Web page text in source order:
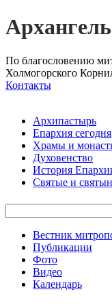
По благословению
Холмогорского
Контакты
Архипастырь
Епархия сегодня
Храмы и
Духовенство
История
Святые и
Вестник
Публикации
Фото
Видео
Календарь